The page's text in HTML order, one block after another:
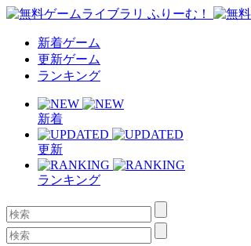
新着ゲーム
更新ゲーム
ランキング
新着
更新
ランキング